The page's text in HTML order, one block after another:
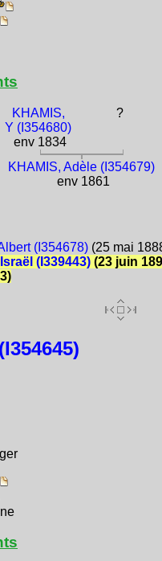
KHAMIS,
Y (I354680)
env 1834
?
KHAMIS, Adèle (I354679)
env 1861
(I354678)(25 mai
(I339443)(23 juin